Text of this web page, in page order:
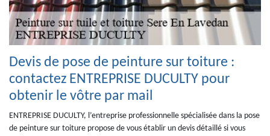
Devis de pose de peinture sur toiture :
contactez ENTREPRISE DUCULTY pour
obtenir le vôtre par mail
ENTREPRISE DUCULTY, l’entreprise professionnelle spécialisée dans la pose
de peinture sur toiture propose de vous établir un devis détaillé si vous